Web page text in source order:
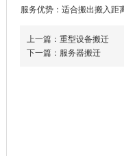
服务优势：适合搬出搬入距
上一篇：重型设备搬迁
下一篇：服务器搬迁